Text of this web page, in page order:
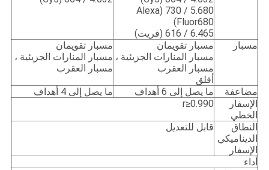
5.680 / 730 (Alexa
Fluor680)
6.465 / 616 (فريت)
مسبار
مسبار تقويمان
مسبار المنارات الجزيئية ،
مسبار العقرب
أقلق
مسبار تقويمان
مسبار المنارات الجزيئية ،
مسبار العقرب
مضاعفة ما يصل إلى 6 أهداف
ما يصل إلى 4 أهداف
الإسفار
الخطي
r≥0.990
النطاق
الديناميكي
الإسفار
قابل للتعديل
أداء